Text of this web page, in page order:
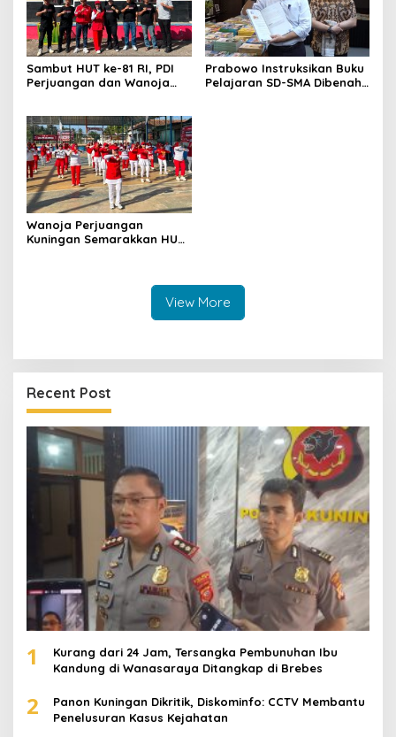
Sambut HUT ke-81 RI, PDI
Perjuangan dan Wanoja
Karang Taruna
Prabowo Instruksikan Buku
Pelajaran SD-SMA Dibenahi,
Wanoja Perjuangan
Kuningan Semarakkan HUT
View More
Recent Post
1
Kurang dari 24 Jam, Tersangka Pembunuhan Ibu
Kandung di Wanasaraya Ditangkap di Brebes
2
Panon Kuningan Dikritik, Diskominfo: CCTV Membantu
Penelusuran Kasus Kejahatan